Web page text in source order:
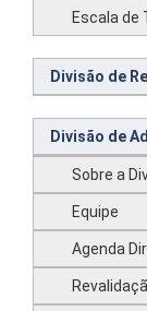
Escala de
Divisão de
Divisão de
Sobre a
Equipe
Agenda